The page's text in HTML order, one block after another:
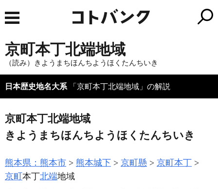
京町本丁北端地域
（読み）きようまちほんちようほくたんちいき
日本歴史地名大系 「京町本丁北端地域」の解説
京町本丁北端地域
きようまちほんちようほくたんちいき
熊本県：熊本市 熊本城下 京町懸
京町本丁
京町 本丁北端地域